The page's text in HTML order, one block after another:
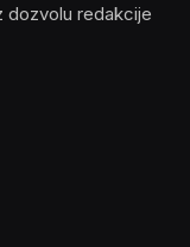
dozvolu redakcije